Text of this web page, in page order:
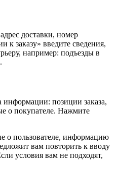
доставки, номер
к заказу» введите сведения,
например: подъезды в
информации: позиции заказа,
о покупателе. Нажмите
о пользователе, информацию
вам повторить к вводу
условия вам не подходят,